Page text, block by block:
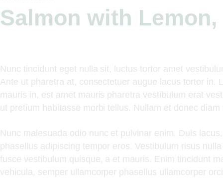
Salmon with
Nunc tincidunt eget nulla sit, luctus tortor amet
Ante ut pharetra at, consectetuer augue lacus tortor
mauris in, est amet mauris pharetra vestibulum erat
ut pretium habitasse morbi tellus. Nullam et donec
Nunc malesuada odio nunc et pulvinar enim. Duis
phasellus adipiscing tempor eros. Vestibulum risus
fusce vestibulum quisque, a et mauris. Enim tincidunt
vehicula, semper ullamcorper phasellus ullamcorper